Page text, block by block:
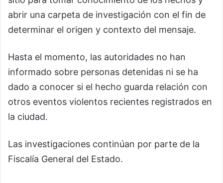
abrir una carpeta de investigación con el fin de
determinar el origen y contexto del mensaje.
Hasta el momento, las autoridades no han
informado sobre personas detenidas ni se ha
dado a conocer si el hecho guarda relación con
otros eventos violentos recientes registrados en
la ciudad.
Las investigaciones continúan por parte de la
Fiscalía General del Estado.